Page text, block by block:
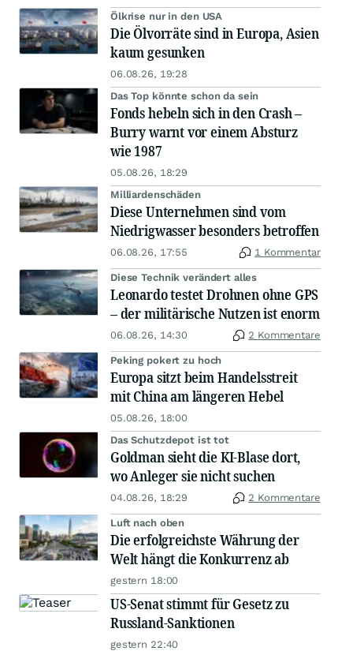
Ölkrise nur in den USA
Die Ölvorräte sind in Europa, Asien
kaum gesunken
06.08.26, 19:28
Das Top könnte schon da sein
Fonds hebeln sich in den Crash –
Burry warnt vor einem Absturz
wie 1987
05.08.26, 18:29
Milliardenschäden
Diese Unternehmen sind vom
Niedrigwasser besonders betroffen
06.08.26, 17:55 1 Kommentar
Diese Technik verändert alles
Leonardo testet Drohnen ohne GPS
– der militärische Nutzen ist enorm
06.08.26, 14:30 2 Kommentare
Peking pokert zu hoch
Europa sitzt beim Handelsstreit
mit China am längeren Hebel
05.08.26, 18:00
Das Schutzdepot ist tot
Goldman sieht die KI-Blase dort,
wo Anleger sie nicht suchen
04.08.26, 18:29 2 Kommentare
Luft nach oben
Die erfolgreichste Währung der
Welt hängt die Konkurrenz ab
gestern 18:00
US-Senat stimmt für Gesetz zu
Russland-Sanktionen
gestern 22:40